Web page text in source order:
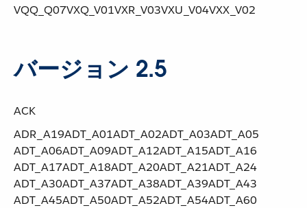
VQQ_Q07​ ​VXQ_V01​ ​VXR_V03​ ​VXU_V04​ ​VXX_V02
バージョン 2.5
ACK
ADR_A19​ ​ADT_A01​ ​ADT_A02​ ​ADT_A03​ ​ADT_A05​ ​
ADT_A06​ ​ADT_A09​ ​ADT_A12​ ​ADT_A15​ ​ADT_A16​ ​
ADT_A17​ ​ADT_A18​ ​ADT_A20​ ​ADT_A21​ ​ADT_A24​ ​
ADT_A30​ ​ADT_A37​ ​ADT_A38​ ​ADT_A39​ ​ADT_A43​ ​
ADT_A45​ ​ADT_A50​ ​ADT_A52​ ​ADT_A54​ ​ADT_A60​ ​